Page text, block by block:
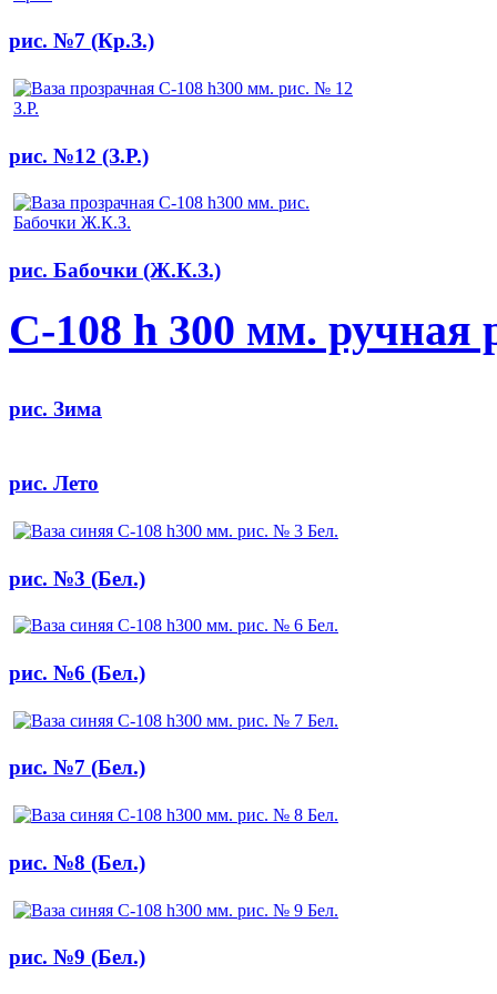
рис. №7 (Кр.З.)
рис. №12 (З.Р.)
рис. Бабочки (Ж.К.З.)
С-108 h 300 мм. ручная
рис. Зима
рис. Лето
рис. №3 (Бел.)
рис. №6 (Бел.)
рис. №7 (Бел.)
рис. №8 (Бел.)
рис. №9 (Бел.)